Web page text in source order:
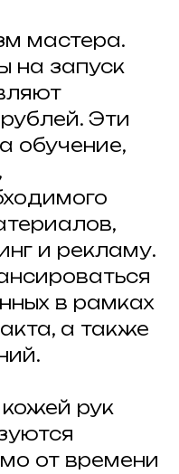
мастера.
на запуск
Эти
обучение,
и рекламу.
в рамках
а также
кожей рук
от времени